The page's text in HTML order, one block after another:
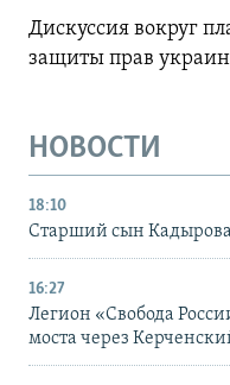
Дискуссия вокруг
защиты прав
НОВОСТИ
18:10
Старший сын
16:27
Легион «Свобода
моста через